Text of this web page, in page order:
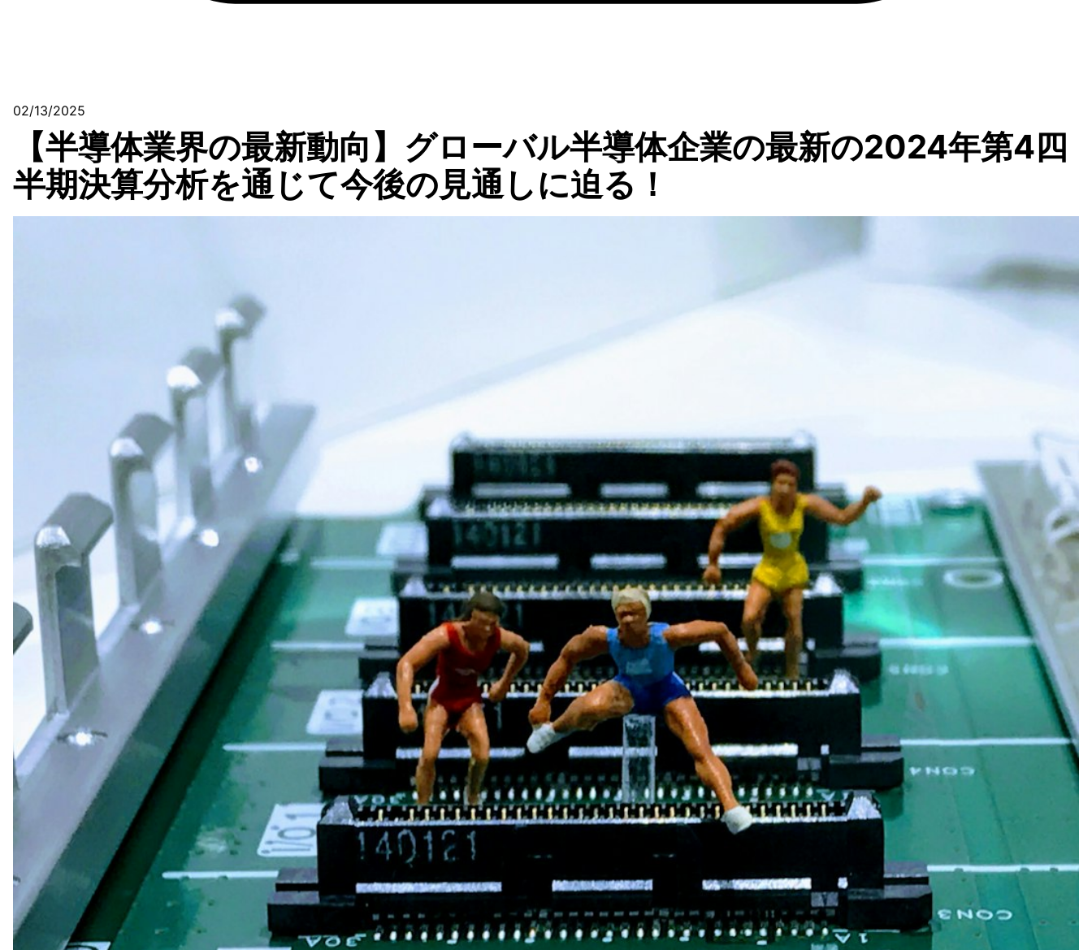
02/13/2025
【半導体業界の最新動向】グローバル半導体企業の最新の2024年第4四
半期決算分析を通じて今後の見通しに迫る！